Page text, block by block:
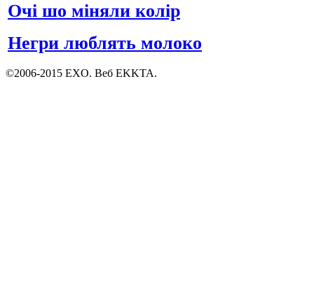
Очі шо міняли колір
Негри люблять молоко
©2006-2015 EXO. Веб EKKTA.